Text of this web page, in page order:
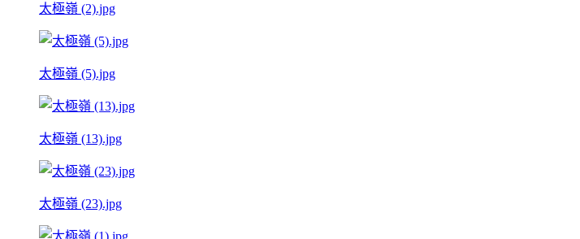
太極嶺 (2).jpg
太極嶺 (5).jpg
太極嶺 (13).jpg
太極嶺 (23).jpg